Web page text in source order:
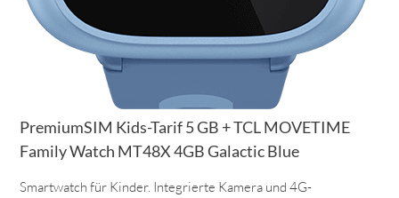
PremiumSIM Kids-Tarif 5 GB + TCL MOVETIME
Family Watch MT48X 4GB Galactic Blue
Smartwatch für Kinder. Integrierte Kamera und 4G-